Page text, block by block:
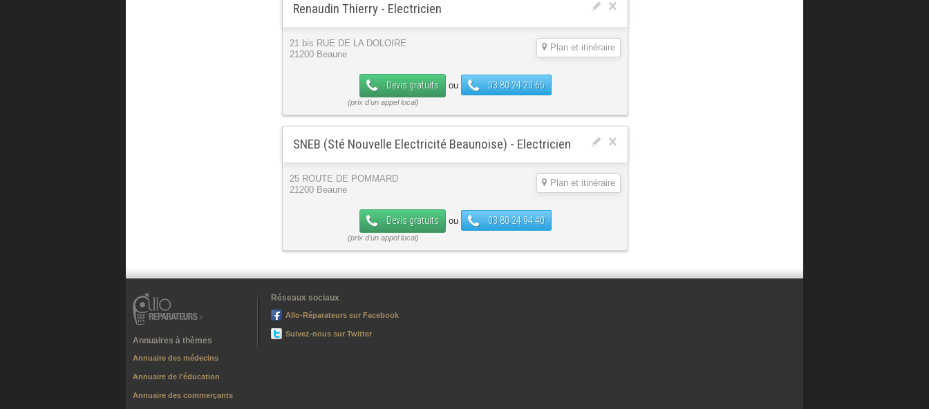
Renaudin Thierry - Electricien
Plan et itinéraire
21 bis RUE DE LA DOLOIRE
21200 Beaune
Devis gratuits ou 03 80 24 20 65
SNEB (Sté Nouvelle Electricité Beaunoise) - Electricien
Plan et itinéraire
25 ROUTE DE POMMARD
21200 Beaune
Devis gratuits ou 03 80 24 94 40
Annuaires à thèmes
Annuaire des médecins
Annuaire de l'éducation
Annuaire des commerçants
Réseaux sociaux
Allo-Réparateurs sur Facebook
Suivez-nous sur Twitter